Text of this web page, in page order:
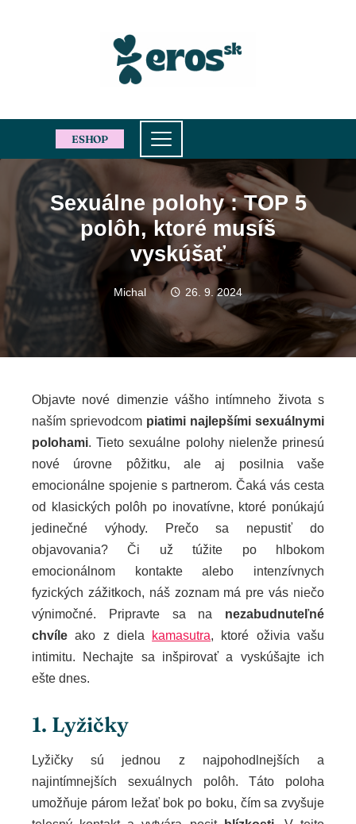
ESHOP
Sexuálne polohy : TOP 5
polôh, ktoré musíš
vyskúšať
Michal 26. 9. 2024
Objavte nové dimenzie vášho intímneho života s
naším sprievodcom piatimi najlepšími sexuálnymi
polohami. Tieto sexuálne polohy nielenže prinesú
nové úrovne pôžitku, ale aj posilnia vaše
emocionálne spojenie s partnerom. Čaká vás cesta
od klasických polôh po inovatívne, ktoré ponúkajú
jedinečné výhody. Prečo sa nepustiť do
objavovania? Či už túžite po hlbokom
emocionálnom kontakte alebo intenzívnych
fyzických zážitkoch, náš zoznam má pre vás niečo
výnimočné. Pripravte sa na nezabudnuteľné
chvíle ako z diela kamasutra, ktoré oživia vašu
intimitu. Nechajte sa inšpirovať a vyskúšajte ich
ešte dnes.
1. Lyžičky
Lyžičky sú jednou z najpohodlnejších a
najintímnejších sexuálnych polôh. Táto poloha
umožňuje párom ležať bok po boku, čím sa zvyšuje